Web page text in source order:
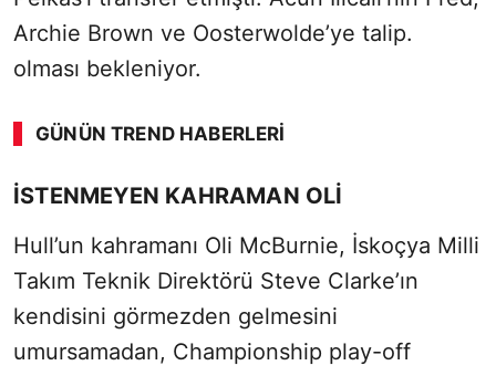
Archie Brown ve Oosterwolde’ye talip.
olması bekleniyor.
GÜNÜN TREND HABERLERI
00:01 / 08:43
İSTENMEYEN KAHRAMAN OLİ
Hull’un kahramanı Oli McBurnie, İskoçya Milli
Takım Teknik Direktörü Steve Clarke’ın
kendisini görmezden gelmesini
umursamadan, Championship play-off